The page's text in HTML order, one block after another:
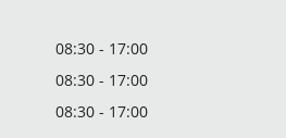
08:30 - 17:00
08:30 - 17:00
08:30 - 17:00